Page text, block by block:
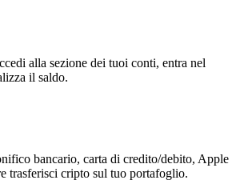
alla sezione dei tuoi conti, entra nel
il saldo.
bancario, carta di credito/debito, Apple
trasferisci cripto sul tuo portafoglio.